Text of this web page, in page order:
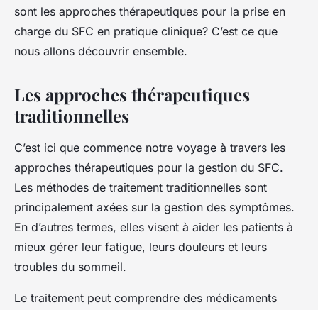
sont les approches thérapeutiques pour la prise en
charge du SFC en pratique clinique? C’est ce que
nous allons découvrir ensemble.
Les approches thérapeutiques
traditionnelles
C’est ici que commence notre voyage à travers les
approches thérapeutiques pour la gestion du SFC.
Les méthodes de traitement traditionnelles sont
principalement axées sur la gestion des symptômes.
En d’autres termes, elles visent à aider les patients à
mieux gérer leur fatigue, leurs douleurs et leurs
troubles du sommeil.
Le traitement peut comprendre des médicaments